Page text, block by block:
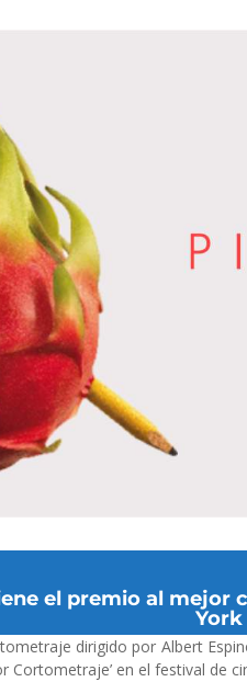
el premio al mejor
York
dirigido por Albert
Cortometraje’ en el festival de